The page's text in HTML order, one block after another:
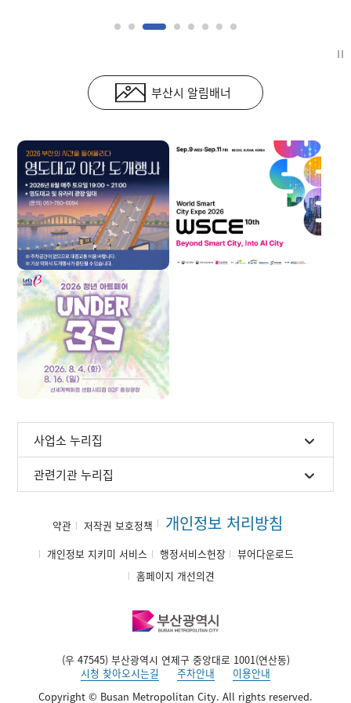
부산시 알림배너
사업소 누리집
관련기관 누리집
약관 저작권 보호정책 개인정보 처리방침
개인정보 지키미 서비스 행정서비스헌장
뷰어다운로드
홈페이지 개선의견
(우 47545) 부산광역시 연제구 중앙대로 1001(연산동)
시청 찾아오시는길
주차안내
이용안내
Copyright © Busan Metropolitan City. All rights reserved.